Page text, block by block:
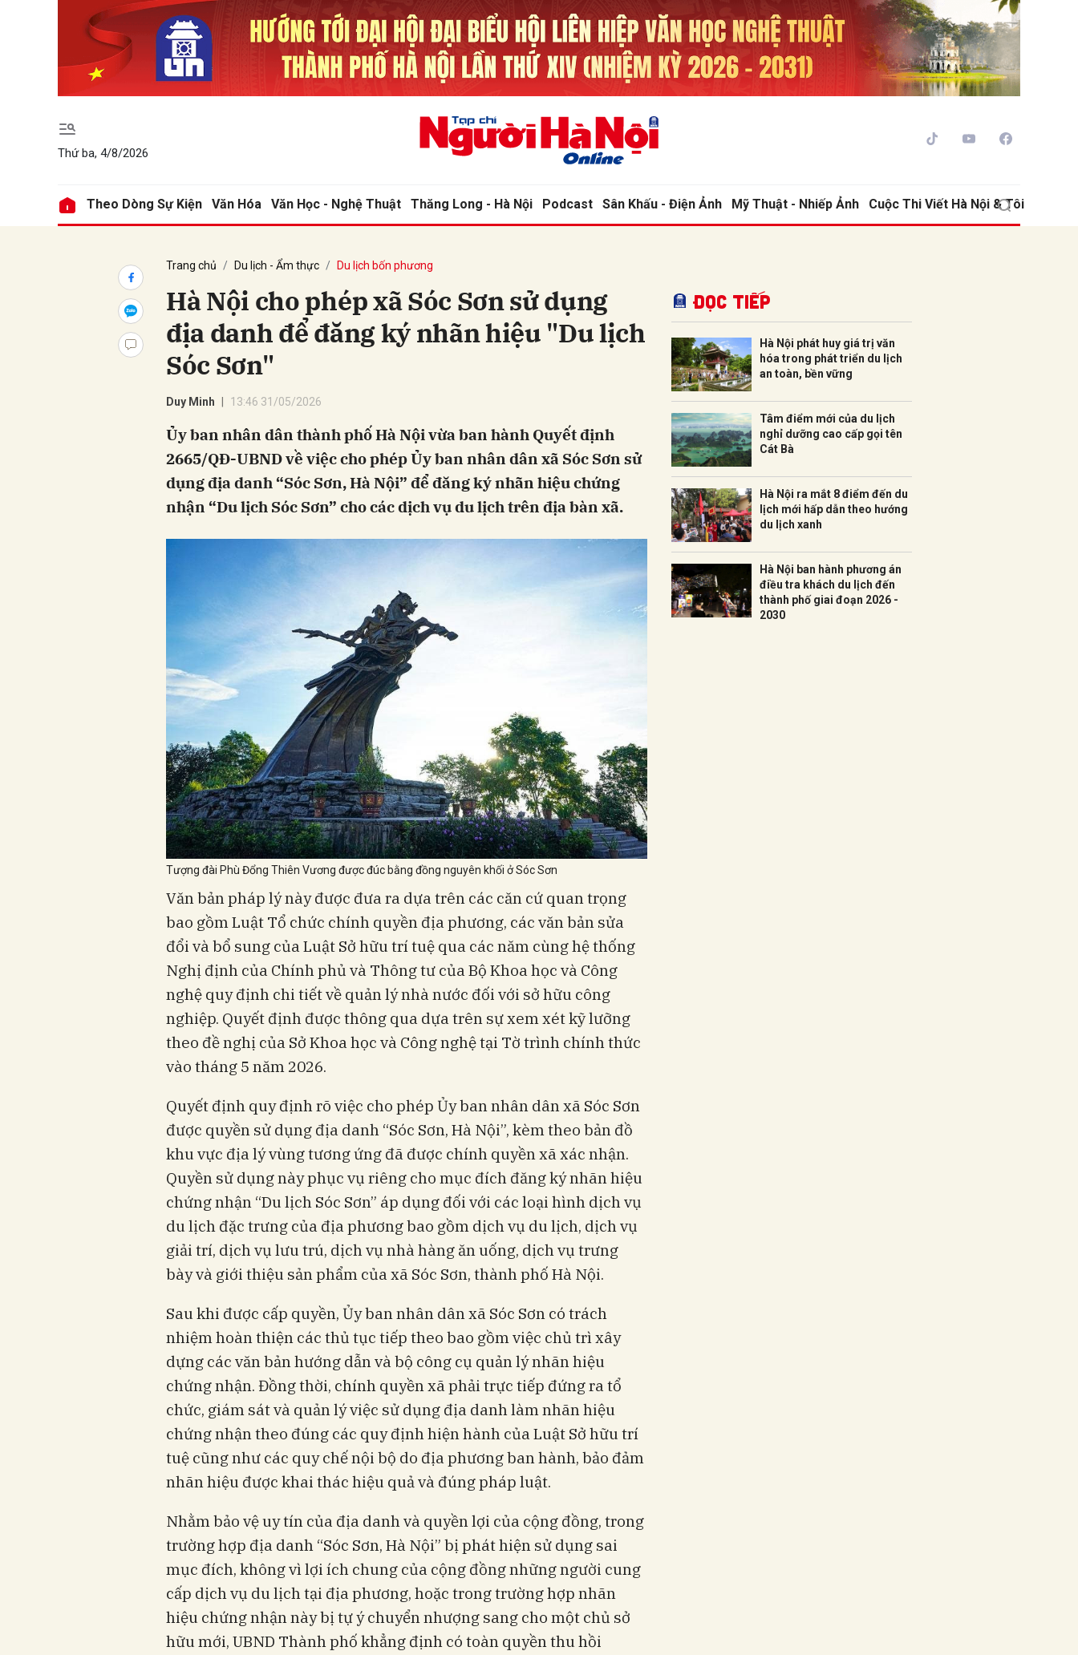
Thứ ba, 4/8/2026
Theo Dòng Sự Kiện Văn Hóa Văn Học - Nghệ Thuật Thăng Long - Hà Nội Podcast Sân Khấu - Điện Ảnh Mỹ Thuật - Nhiếp Ảnh Cuộc Thi Viết Hà Nội & Tôi
Trang chủ Du lịch - Ẩm thực Du lịch bốn phương
Hà Nội cho phép xã Sóc Sơn sử dụng
địa danh để đăng ký nhãn hiệu "Du lịch
Sóc Sơn"
Duy Minh 13:46 31/05/2026
Ủy ban nhân dân thành phố Hà Nội vừa ban hành Quyết định
2665/QĐ-UBND về việc cho phép Ủy ban nhân dân xã Sóc Sơn sử
dụng địa danh “Sóc Sơn, Hà Nội” để đăng ký nhãn hiệu chứng
nhận “Du lịch Sóc Sơn” cho các dịch vụ du lịch trên địa bàn xã.
Tượng đài Phù Đổng Thiên Vương được đúc bằng đồng nguyên khối ở Sóc Sơn
Văn bản pháp lý này được đưa ra dựa trên các căn cứ quan trọng
bao gồm Luật Tổ chức chính quyền địa phương, các văn bản sửa
đổi và bổ sung của Luật Sở hữu trí tuệ qua các năm cùng hệ thống
Nghị định của Chính phủ và Thông tư của Bộ Khoa học và Công
nghệ quy định chi tiết về quản lý nhà nước đối với sở hữu công
nghiệp. Quyết định được thông qua dựa trên sự xem xét kỹ lưỡng
theo đề nghị của Sở Khoa học và Công nghệ tại Tờ trình chính thức
vào tháng 5 năm 2026.
Quyết định quy định rõ việc cho phép Ủy ban nhân dân xã Sóc Sơn
được quyền sử dụng địa danh “Sóc Sơn, Hà Nội”, kèm theo bản đồ
khu vực địa lý vùng tương ứng đã được chính quyền xã xác nhận.
Quyền sử dụng này phục vụ riêng cho mục đích đăng ký nhãn hiệu
chứng nhận “Du lịch Sóc Sơn” áp dụng đối với các loại hình dịch vụ
du lịch đặc trưng của địa phương bao gồm dịch vụ du lịch, dịch vụ
giải trí, dịch vụ lưu trú, dịch vụ nhà hàng ăn uống, dịch vụ trưng
bày và giới thiệu sản phẩm của xã Sóc Sơn, thành phố Hà Nội.
Sau khi được cấp quyền, Ủy ban nhân dân xã Sóc Sơn có trách
nhiệm hoàn thiện các thủ tục tiếp theo bao gồm việc chủ trì xây
dựng các văn bản hướng dẫn và bộ công cụ quản lý nhãn hiệu
chứng nhận. Đồng thời, chính quyền xã phải trực tiếp đứng ra tổ
chức, giám sát và quản lý việc sử dụng địa danh làm nhãn hiệu
chứng nhận theo đúng các quy định hiện hành của Luật Sở hữu trí
tuệ cũng như các quy chế nội bộ do địa phương ban hành, bảo đảm
nhãn hiệu được khai thác hiệu quả và đúng pháp luật.
Nhằm bảo vệ uy tín của địa danh và quyền lợi của cộng đồng, trong
trường hợp địa danh “Sóc Sơn, Hà Nội” bị phát hiện sử dụng sai
mục đích, không vì lợi ích chung của cộng đồng những người cung
cấp dịch vụ du lịch tại địa phương, hoặc trong trường hợp nhãn
hiệu chứng nhận này bị tự ý chuyển nhượng sang cho một chủ sở
hữu mới, UBND Thành phố khẳng định có toàn quyền thu hồi
Đọc tiếp
Hà Nội phát huy giá trị văn
hóa trong phát triển du lịch
an toàn, bền vững
Tâm điểm mới của du lịch
nghỉ dưỡng cao cấp gọi tên
Cát Bà
Hà Nội ra mắt 8 điểm đến du
lịch mới hấp dẫn theo hướng
du lịch xanh
Hà Nội ban hành phương án
điều tra khách du lịch đến
thành phố giai đoạn 2026 -
2030
Gửi bình luận